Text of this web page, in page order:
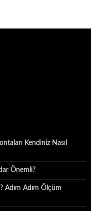
Kendiniz Nasıl
Önemli?
Adım Adım Ölçüm